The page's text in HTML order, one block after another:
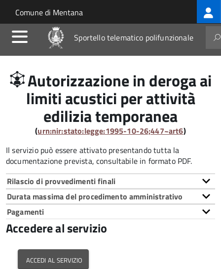
Salta al contenuto principale
Skip to site navigation
Comune di Mentana
Sportello telematico polifunzionale
Autorizzazione in deroga ai
limiti acustici per attività
edilizia temporanea
(urn:nir:stato:legge:1995-10-26;447~art6)
Il servizio può essere attivato presentando tutta la
documentazione prevista, consultabile in formato PDF.
Rilascio di provvedimenti finali
Durata massima del procedimento amministrativo
Pagamenti
Accedere al servizio
accedi al servizio